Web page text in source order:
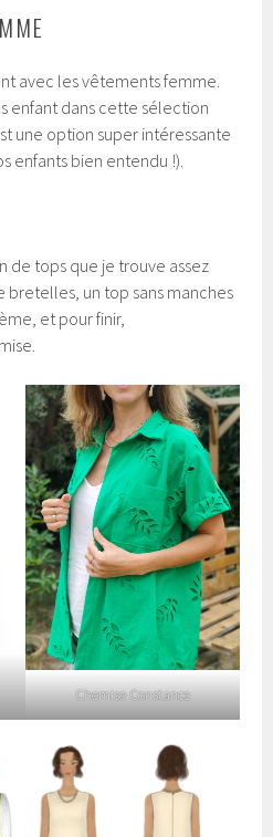
avec les vêtements femme.
enfant dans cette sélection
une option super intéressante
enfants bien entendu !).
de tops que je trouve assez
bretelles, un top sans manches
et pour finir,
Chemise Constance